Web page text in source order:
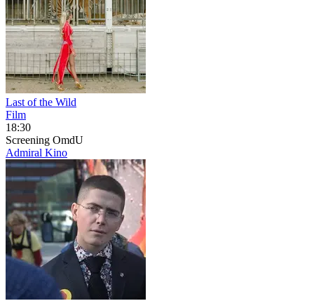
Last of the Wild
Film
18:30
Screening OmdU
Admiral Kino